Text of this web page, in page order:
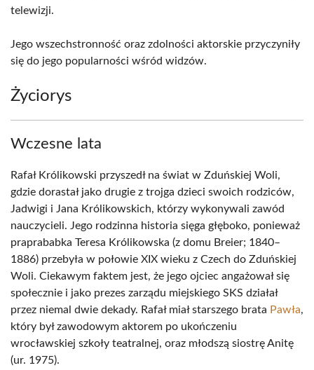
telewizji.
Jego wszechstronność oraz zdolności aktorskie przyczyniły
się do jego popularności wśród widzów.
Życiorys
Wczesne lata
Rafał Królikowski przyszedł na świat w Zduńskiej Woli,
gdzie dorastał jako drugie z trojga dzieci swoich rodziców,
Jadwigi i Jana Królikowskich, którzy wykonywali zawód
nauczycieli. Jego rodzinna historia sięga głęboko, ponieważ
praprababka Teresa Królikowska (z domu Breier; 1840–
1886) przebyła w połowie XIX wieku z Czech do Zduńskiej
Woli. Ciekawym faktem jest, że jego ojciec angażował się
społecznie i jako prezes zarządu miejskiego SKS działał
przez niemal dwie dekady. Rafał miał starszego brata Pawła,
który był zawodowym aktorem po ukończeniu
wrocławskiej szkoły teatralnej, oraz młodszą siostrę Anitę
(ur. 1975).